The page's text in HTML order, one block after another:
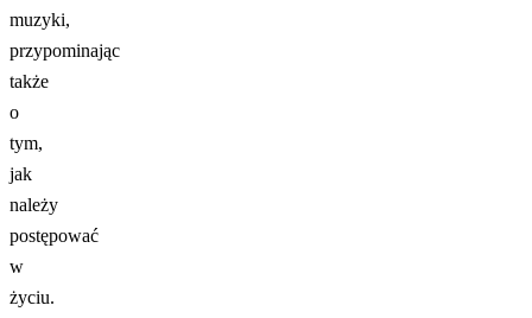
muzyki,
przypominając
także
o
tym,
jak
należy
postępować
w
życiu.